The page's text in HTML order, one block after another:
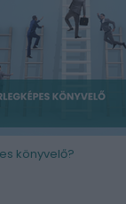
könyvelő?